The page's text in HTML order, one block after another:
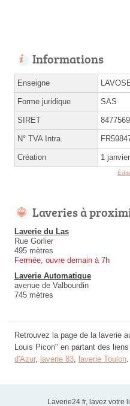
Informations
Enseigne
Forme juridique SAS
SIRET
N° TVA Intra.
Création 1
Laveries à
Laverie du Las
Rue Gorlier
495 mètres
Fermée, ouvre demain à 7h
Laverie Automatique
avenue de Valbourdin
745 mètres
Retrouvez la page de la laverie
Louis Picon" en partant des liens
d'Azur, laverie 83, laverie Toulon.
Laverie24.fr, lavez votre